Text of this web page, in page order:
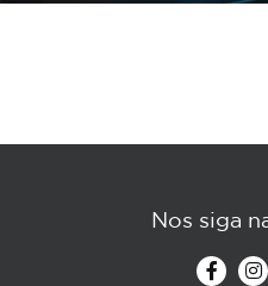
Nos siga